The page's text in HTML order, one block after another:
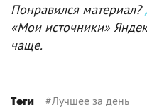
Понравился материал?
«Мои источники»
чаще.
Теги #Лучшее за день